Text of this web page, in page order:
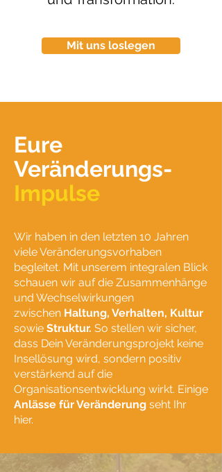
Mit uns loslegen
Eure
Veränderungs-
Impulse
Wir haben in den letzten 10 Jahren
viele Veränderungsvorhaben
begleitet. Mit unserem integralen Blick
schauen wir auf die Zusammenhänge
und Wechselwirkungen
zwischen Haltung, Verhalten, Kultur
sowie Struktur. So stellen wir sicher,
dass Dein Veränderungsprojekt keine
Insellösung wird, sondern positiv
verstärkend auf die
Organisationsentwicklung wirkt. Einige
Anlässe für Veränderung seht Ihr
hier.